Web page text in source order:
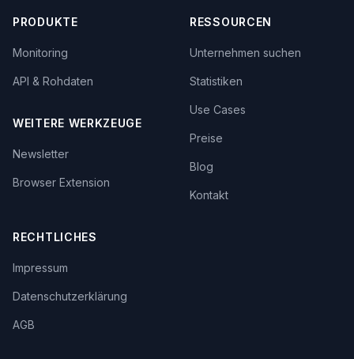
PRODUKTE
Monitoring
API & Rohdaten
WEITERE WERKZEUGE
Newsletter
Browser Extension
RESSOURCEN
Unternehmen suchen
Statistiken
Use Cases
Preise
Blog
Kontakt
RECHTLICHES
Impressum
Datenschutzerklärung
AGB